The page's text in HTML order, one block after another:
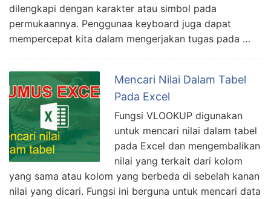
dilengkapi dengan karakter atau simbol pada
permukaannya. Penggunaa keyboard juga dapat
mempercepat kita dalam mengerjakan tugas pada …
Mencari Nilai Dalam Tabel
Pada Excel
Fungsi VLOOKUP digunakan
untuk mencari nilai dalam tabel
pada Excel dan mengembalikan
nilai yang terkait dari kolom
yang sama atau kolom yang berbeda di sebelah kanan
nilai yang dicari. Fungsi ini berguna untuk mencari data